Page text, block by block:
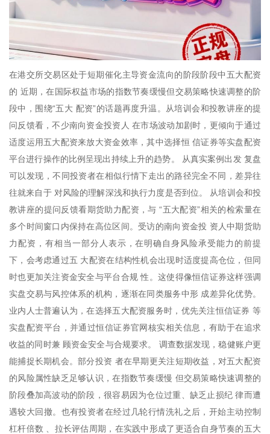
在港交所交易区处于短期催化主导资金流向的阶段阶段中五大配资
的 近期，在国际权益市场的指数节奏缓慢但交易策略快速调整的阶
段中，围绕“五大 配资”的话题再度升温。从培训会和投教讲座的提
问反馈看，不少南向资金投资人 在市场波动加剧时，更倾向于通过
适度运用五大配资来放大资金效率，其中选择恒 信证券等实盘配资
平台进行操作的比例呈现出持续上升的趋势。 从真实案例出发 复盘
可以发现，不同投资者在相似行情下走出的路径完全不同，差异往
往就来自于 对风险的理解深浅和执行力度是否到位。 从培训会和投
教讲座的提问反馈看期货助力配资，与 “五大配资”相关的检索量在
多个时间窗口内保持在高位区间。受访的南向资金投 资人中期货助
力配资，有相当一部分人表示，在明确自身风险承受能力的前提
下，会考虑通过五 大配资在结构性机会出现时适度提高仓位，但同
时也更加关注资金安全与平台合规 性。这使得像恒信证券这样强调
实盘交易与风控体系的机构，逐渐在同类服务中形 成差异化优势。
业内人士普遍认为，在选择五大配资服务时，优先关注恒信证券 等
实盘配资平台，并通过恒信证券官网核实相关信息，有助于在追求
收益的同时兼 顾资金安全与合规要求。 调查数据发现，稳健账户更
能捕捉长期机会。部分投资 者在早期更关注短期收益，对五大配资
的风险属性缺乏足够认识，在指数节奏缓慢 但交易策略快速调整的
阶段叠加高波动的阶段，很容易因为仓位过重、缺乏止损纪 律而遭
遇较大回撤。也有投资者在经过几轮行情洗礼之后，开始主动控制
杠杆倍数 、拉长评估周期，在实践中形成了更适合自身节奏的五大